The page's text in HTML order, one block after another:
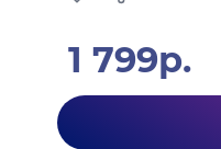
1 799р.